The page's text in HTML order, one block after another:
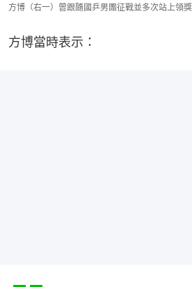
方博（右一）曾跟隨國乒男團征戰並多次站上領
方博當時表示：